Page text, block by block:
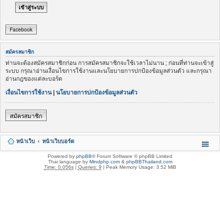
Facebook
สมัครสมาชิก
ท่านจะต้องสมัครสมาชิกก่อน การสมัครสมาชิกจะใช้เวลาไม่นาน ; ก่อนที่ท่านจะเข้าสู่
ระบบ กรุณาอ่านเงื่อนไขการใช้งานและนโยบายการปกป้องข้อมูลส่วนตัว และกรุณา
อ่านกฎของแต่ละบอร์ด
เงื่อนไขการใช้งาน| นโยบายการปกป้องข้อมูลส่วนตัว
สมัครสมาชิก
หน้าเว็บ หน้าเว็บบอร์ด
Powered by phpBB® Forum Software © phpBB Limited
Thai language by Mindphp.com& phpBBThailand.com
Time: 0.056s| Queries: 9 | Peak Memory Usage: 3.52 MiB